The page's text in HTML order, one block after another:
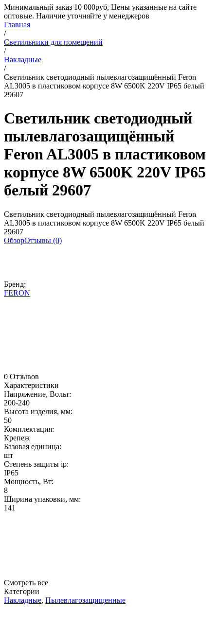
Минимальный заказ 10 000руб, Цены указанные на сайте
оптовые. Наличие уточняйте у менеджеров
Главная
/
Светильники для помещений
/
Накладные
/
Светильник светодиодный пылевлагозащищённый Feron
AL3005 в пластиковом корпусе 8W 6500K 220V IP65 белый
29607
Светильник светодиодный
пылевлагозащищённый
Feron AL3005 в пластиковом
корпусе 8W 6500K 220V IP65
белый 29607
Светильник светодиодный пылевлагозащищённый Feron
AL3005 в пластиковом корпусе 8W 6500K 220V IP65 белый
29607
ОбзорОтзывы (0)
Бренд:
FERON
0 Отзывов
Характеристики
Напряжение, Вольт:
200-240
Высота изделия, мм:
50
Комплектация:
Крепеж
Базовая единица:
шт
Степень защиты ip:
IP65
Мощность, Вт:
8
Ширина упаковки, мм:
141
Смотреть все
Категории
Накладные, Пылевлагозащищенные